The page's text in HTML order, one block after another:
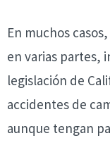
En muchos
en varias partes,
legislación de
accidentes de
aunque tengan